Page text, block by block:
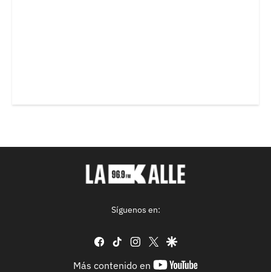
Síguenos en:
facebook
tiktok instagram
twittergoogle
Más contenido en
youtube-